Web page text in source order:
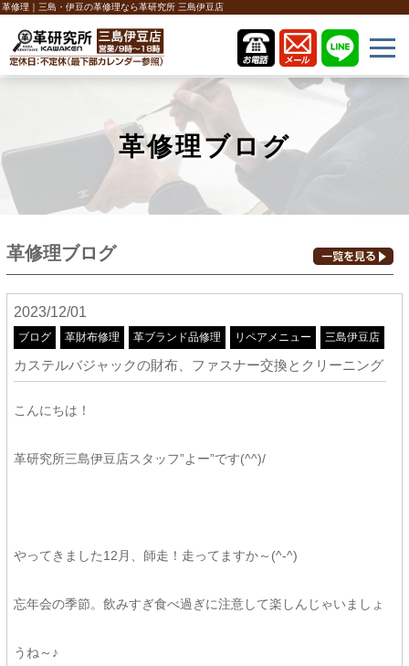
革修理｜三島・伊豆の革修理なら革研究所 三島伊豆店
革修理ブログ
革修理ブログ
2023/12/01
ブログ 革財布修理 革ブランド品修理 リペアメニュー 三島伊豆店
カステルバジャックの財布、ファスナー交換とクリーニング
こんにちは！
革研究所三島伊豆店スタッフ”よー”です(^^)/
やってきました12月、師走！走ってますか～(^-^)
忘年会の季節。飲みすぎ食べ過ぎに注意して楽しんじゃいましょ
うね～♪